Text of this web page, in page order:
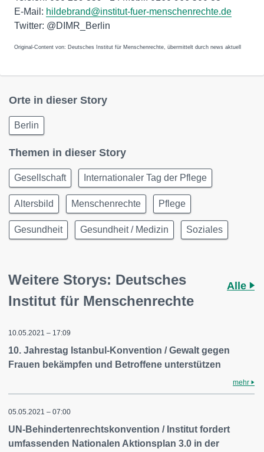
E-Mail: hildebrand@institut-fuer-menschenrechte.de
Twitter: @DIMR_Berlin
Original-Content von: Deutsches Institut für Menschenrechte, übermittelt durch news aktuell
Orte in dieser Story
Berlin
Themen in dieser Story
Gesellschaft Internationaler Tag der Pflege
Altersbild Menschenrechte Pflege
Gesundheit Gesundheit / Medizin Soziales
Weitere Storys: Deutsches
Institut für Menschenrechte
Alle
10.05.2021 – 17:09
10. Jahrestag Istanbul-Konvention / Gewalt gegen
Frauen bekämpfen und Betroffene unterstützen
mehr
05.05.2021 – 07:00
UN-Behindertenrechtskonvention / Institut fordert
umfassenden Nationalen Aktionsplan 3.0 in der